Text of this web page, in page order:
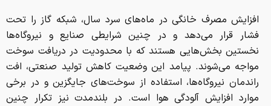
افزایش مصرف خانگی در ماه‌های سرد سال، شبکه گاز را تحت
فشار قرار می‌دهد و در چنین شرایطی صنایع و نیروگاه‌ها
نخستین بخش‌هایی هستند که با محدودیت در دریافت سوخت
مواجه می‌شوند. پیامد این وضعیت کاهش تولید صنعتی، افت
راندمان نیروگاه‌ها، استفاده از سوخت‌های جایگزین و در برخی
موارد افزایش آلودگی هوا است. در بلندمدت نیز تکرار چنین